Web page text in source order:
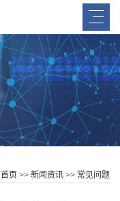
首页 >> 新闻资讯 >> 常见问题